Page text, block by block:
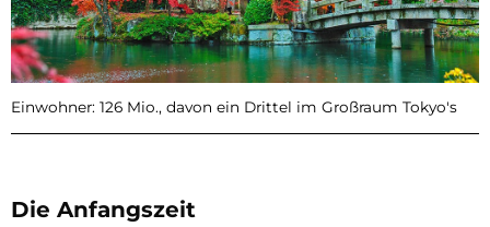
Einwohner: 126 Mio., davon ein Drittel im Großraum Tokyo's
Die Anfangszeit